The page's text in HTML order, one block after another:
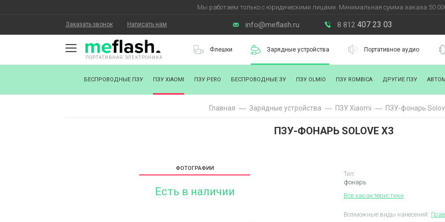
Мы работаем только с юридическими лицами. Минимальная сумма заказа 50
Заказать звонок Написать нам info@meflash.ru 8 812407 23 03
КАК КУПИТЬ
ПОРТАТИВНАЯ ЭЛЕКТРОНИКА
Флешки Зарядные устройства Портативное аудио
БЕСПРОВОДНЫЕ ПЗУ ПЗУ XIAOMI ПЗУ PERO БЕСПРОВОДНЫЕ ЗУ ПЗУ OLMIO ПЗУ ROMBICA ДРУГИЕ ПЗУ
Главная Зарядные уcтройства ПЗУ Xiaomi ПЗУ-фонарь
ПЗУ-ФОНАРЬ SOLOVE X3
ФОТОГРАФИИ
Есть в наличии
Тип:
фонарь
Все характеристики
Возможные виды нанесений: